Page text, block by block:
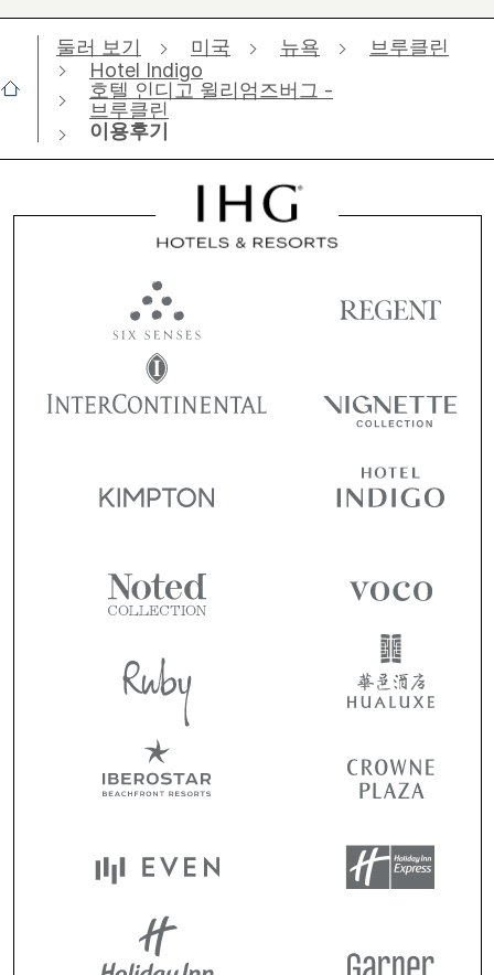
둘러 보기 미국 뉴욕
브루클린
Hotel Indigo
호텔 인디고 윌리엄즈버그 -
브루클린
이용후기